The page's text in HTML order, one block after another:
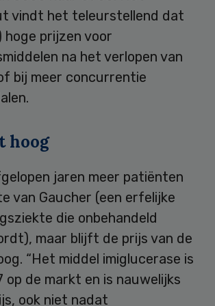
vindt het teleurstellend dat
hoge prijzen voor
na het verlopen van
bij meer concurrentie
hoog
jaren meer patiënten
van Gaucher (een erfelijke
die onbehandeld
maar blijft de prijs van de
“Het middel imiglucerase is
op de markt en is nauwelijks
ook niet nadat